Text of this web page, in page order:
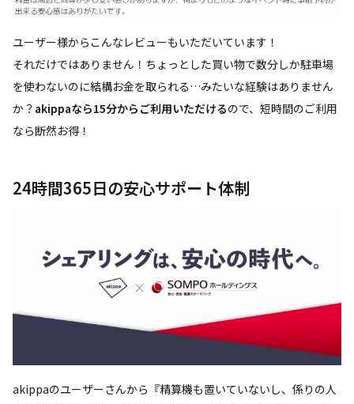
ユーザー様からこんなレビューもいただいています！
それだけではありません！ちょっとした買い物で数分しか駐車場
を使わないのに結構お金を取られる…みたいな経験はありません
か？ akippaなら15分からご利用いただけるので、短時間のご利用
なら断然お得！
24時間365日の安心サポート体制
akippaのユーザーさんから『精算機も置いていないし、係りの人